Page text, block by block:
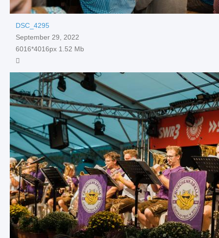
DSC_4295
September 29, 2022
6016*4016px 1.52 Mb